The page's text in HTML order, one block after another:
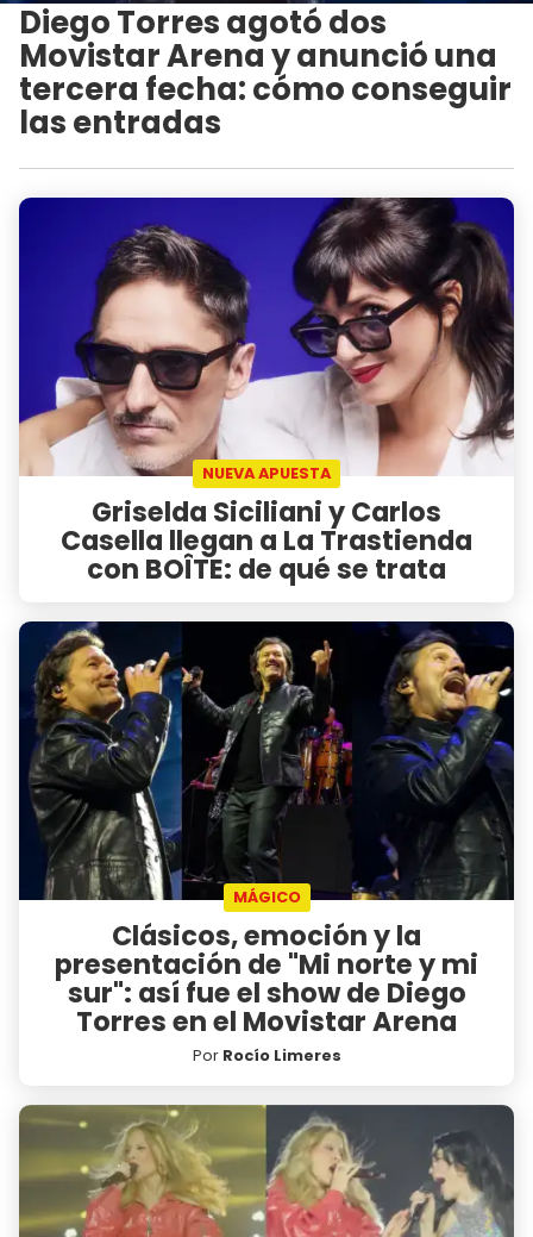
Diego Torres agotó dos
Movistar Arena y anunció una
tercera fecha: cómo conseguir
las entradas
NUEVA APUESTA
Griselda Siciliani y Carlos
Casella llegan a La Trastienda
con BOÎTE: de qué se trata
MÁGICO
Clásicos, emoción y la
presentación de "Mi norte y mi
sur": así fue el show de Diego
Torres en el Movistar Arena
Por Rocío Limeres